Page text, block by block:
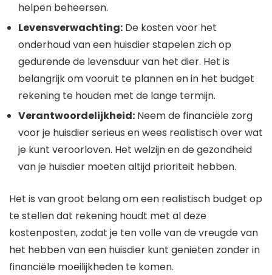
helpen beheersen.
Levensverwachting: De kosten voor het
onderhoud van een huisdier stapelen zich op
gedurende de levensduur van het dier. Het is
belangrijk om vooruit te plannen en in het budget
rekening te houden met de lange termijn.
Verantwoordelijkheid: Neem de financiële zorg
voor je huisdier serieus en wees realistisch over wat
je kunt veroorloven. Het welzijn en de gezondheid
van je huisdier moeten altijd prioriteit hebben.
Het is van groot belang om een realistisch budget op
te stellen dat rekening houdt met al deze
kostenposten, zodat je ten volle van de vreugde van
het hebben van een huisdier kunt genieten zonder in
financiële moeilijkheden te komen.